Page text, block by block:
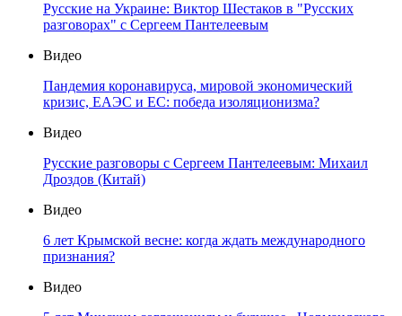
Русские на Украине: Виктор Шестаков в "Русских
разговорах" с Сергеем Пантелеевым
Видео
Пандемия коронавируса, мировой экономический
кризис, ЕАЭС и ЕС: победа изоляционизма?
Видео
Русские разговоры с Сергеем Пантелеевым: Михаил
Дроздов (Китай)
Видео
6 лет Крымской весне: когда ждать международного
признания?
Видео